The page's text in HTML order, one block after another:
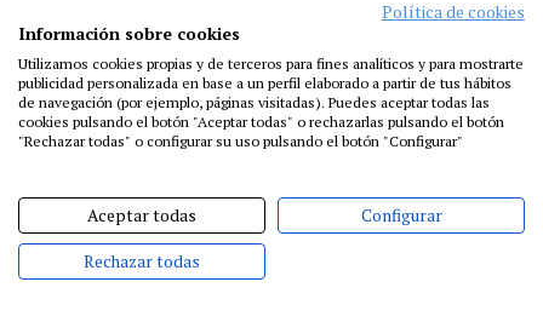
PRENSA
FUNDACIÓN RESIDENCIAS
AYUDAS
BIBLIOTECA
PUBLICACIONES
CONTACTO
Política de cookies
Información sobre cookies
Utilizamos cookies propias y de terceros para fines analíticos y para mostrarte
publicidad personalizada en base a un perfil elaborado a partir de tus hábitos
de navegación (por ejemplo, páginas visitadas). Puedes aceptar todas las
cookies pulsando el botón "Aceptar todas" o rechazarlas pulsando el botón
"Rechazar todas" o configurar su uso pulsando el botón "Configurar"
Aceptar todas Configurar
Rechazar todas